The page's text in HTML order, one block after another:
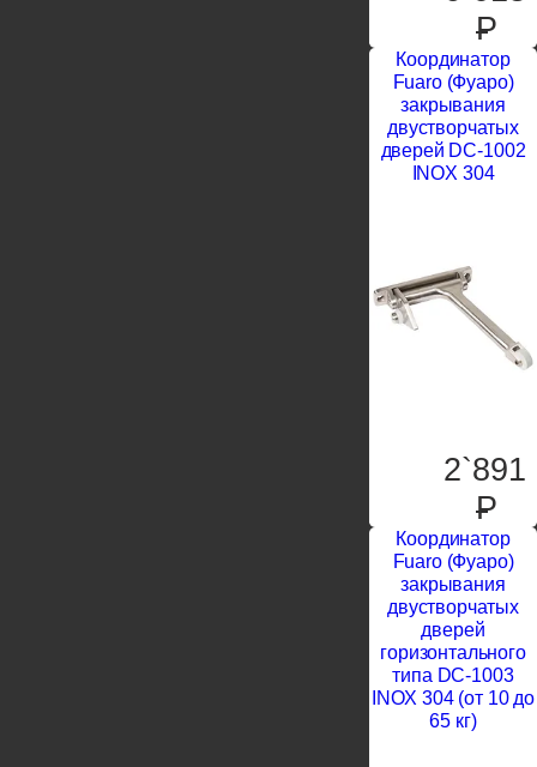
P
Координатор
Fuaro (Фуаро)
закрывания
двустворчатых
дверей DC-1002
INOX 304
2`891
P
Координатор
Fuaro (Фуаро)
закрывания
двустворчатых
дверей
горизонтального
типа DC-1003
INOX 304 (от 10 до
65 кг)